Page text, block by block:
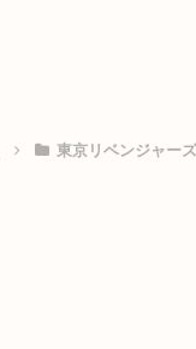
東京リベンジャーズ